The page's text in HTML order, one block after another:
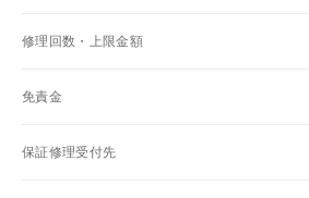
修理回数・上限金額
免責金
保証修理受付先